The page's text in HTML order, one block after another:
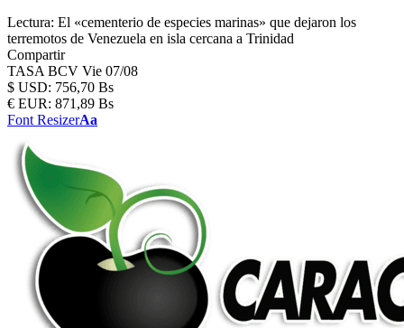
Lectura: El «cementerio de especies marinas» que dejaron los
terremotos de Venezuela en isla cercana a Trinidad
Compartir
TASA BCV Vie 07/08
$ USD: 756,70 Bs
€ EUR: 871,89 Bs
Font ResizerAa